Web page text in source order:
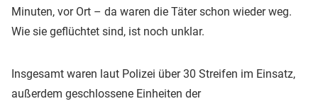
Minuten, vor Ort – da waren die Täter schon wieder weg.
Wie sie geflüchtet sind, ist noch unklar.
Insgesamt waren laut Polizei über 30 Streifen im Einsatz,
außerdem geschlossene Einheiten der